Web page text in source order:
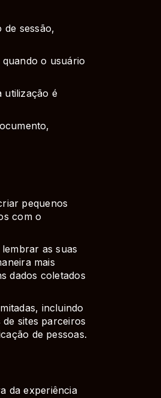
de sessão,
o usuário
utilização é
pequenos
com o
as suas
mais
dados coletados
incluindo
sites parceiros
de pessoas.
da experiência